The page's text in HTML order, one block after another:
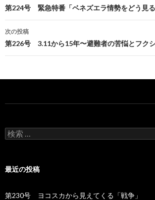
投
稿
ナ
ゲ
ョ
第224号 緊急特番「ベネズエラ情勢をどう見る
次の投稿
第226号 3.11から15年〜避難者の苦悩とフク
検
索
最近の投稿
第230号 ヨコスカから見えてくる「戦争」